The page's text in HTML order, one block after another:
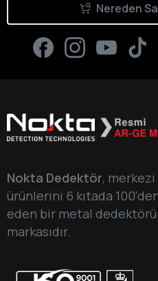
Nereden
Nokta Dedektör, merkezi
ürünlerini 6 kıtada
eden bir metal
markasıdır.